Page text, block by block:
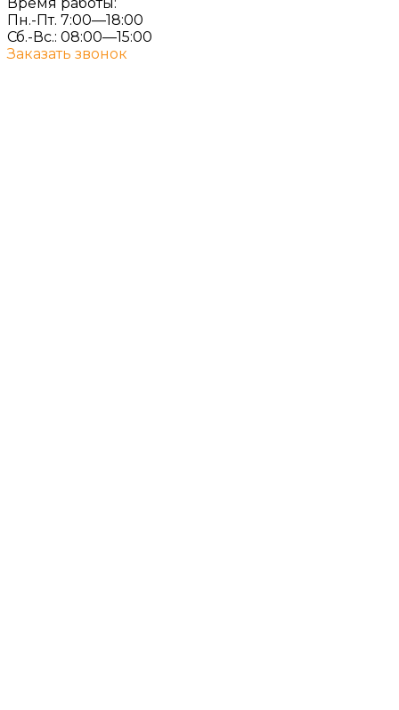
Пн.-Пт. 7:00—18:00
Сб.-Вс.: 08:00—15:00
Заказать звонок